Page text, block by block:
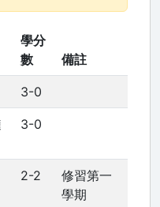
學分
數
備註
3-0
3-0
2-2
修習第一
學期